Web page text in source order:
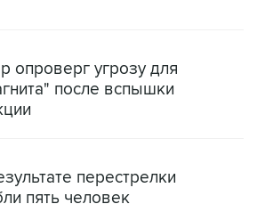
опроверг угрозу для
после вспышки
перестрелки
пять человек